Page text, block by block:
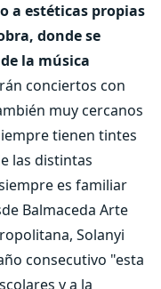
a estéticas propias
donde se
la música
conciertos con
muy cercanos
tienen tintes
las distintas
es familiar
Balmaceda Arte
Solanyi
consecutivo "esta
y a la